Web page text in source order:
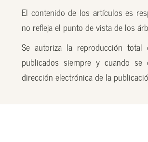
El contenido de los artículos es
no refleja el punto de vista de los
Se autoriza la reproducción
publicados siempre y cuando
dirección electrónica de la